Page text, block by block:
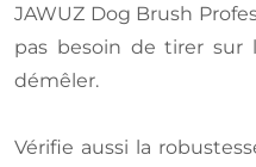
JAWUZ Dog Brush
pas besoin de tirer sur
démêler.
Vérifie aussi la